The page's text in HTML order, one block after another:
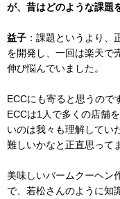
が、昔はどのような課題
益子 ：課題というより、
を開発し、一回は楽天で
伸び悩んでいました。
ECCにも寄ると思うので
ECCは1人で多くの店舗
いのは我々も理解してい
難しいかなと正直思って
美味しいバームクーヘン
で、若松さんのように知